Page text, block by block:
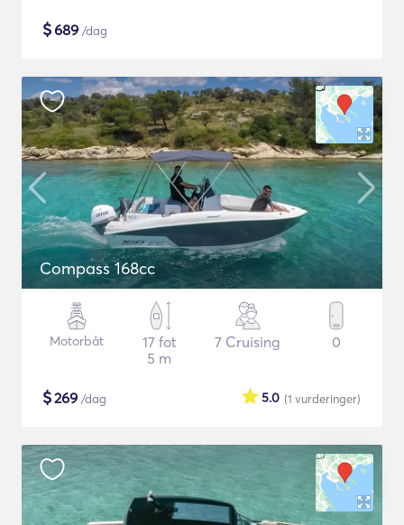
$689 /dag
Compass 168cc
Motorbåt
17 fot
5 m
7 Cruising 0
$269 /dag (1 vurderinger)
5.0